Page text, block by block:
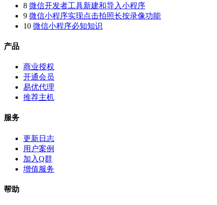
8 微信开发者工具新建和导入小程序
9 微信小程序实现点击拍照长按录像功能
10 微信小程序必知知识
产品
商业授权
开通会员
易优代理
推荐主机
服务
更新日志
用户案例
加入Q群
增值服务
帮助